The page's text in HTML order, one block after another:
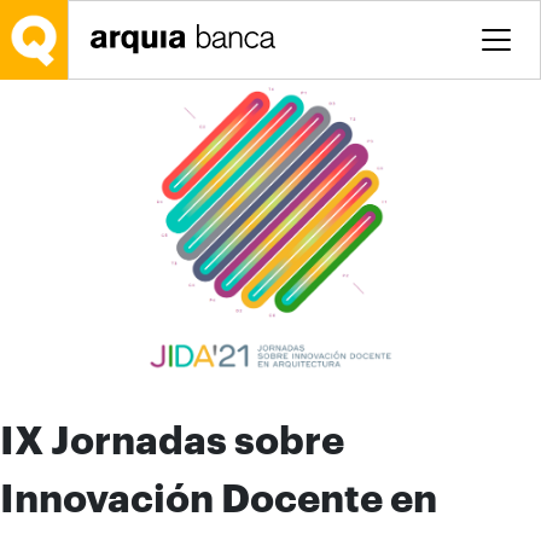
Saltar al contenido principal
IX Jornadas sobre
Innovación Docente en